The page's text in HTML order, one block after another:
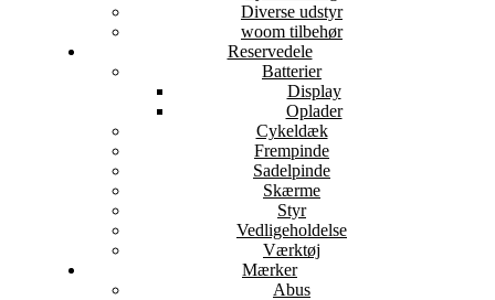
Diverse udstyr
woom tilbehør
Reservedele
Batterier
Display
Oplader
Cykeldæk
Frempinde
Sadelpinde
Skærme
Styr
Vedligeholdelse
Værktøj
Mærker
Abus